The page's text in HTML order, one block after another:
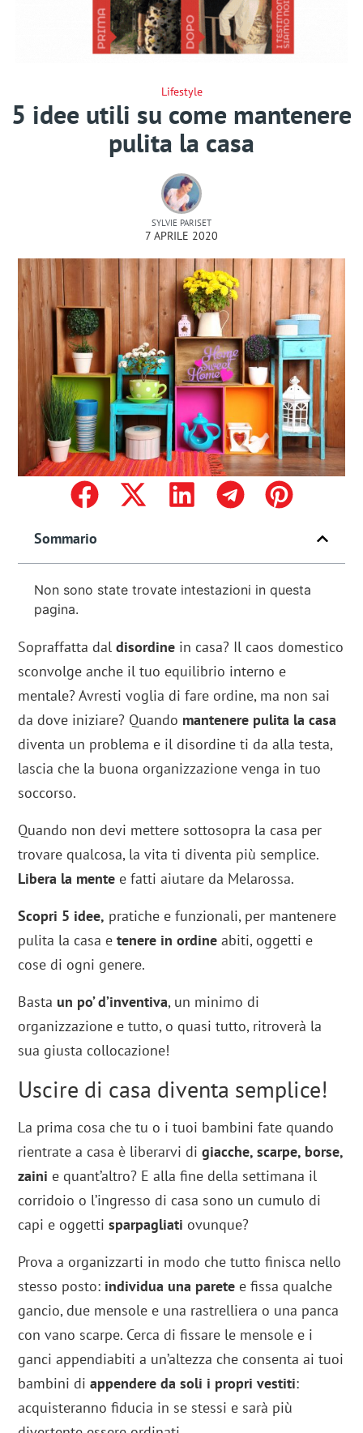
Lifestyle
5 idee utili su come mantenere
pulita la casa
SYLVIE PARISET
7 APRILE 2020
Sommario
Non sono state trovate intestazioni in questa
pagina.
Sopraffatta daldisordine in casa? Il caos domestico
sconvolge anche il tuo equilibrio interno e
mentale? Avresti voglia di fare ordine, ma non sai
da dove iniziare? Quando mantenere pulita la casa
diventa un problema e il disordine ti da alla testa,
lascia che la buona organizzazione venga in tuo
soccorso.
Quando non devi mettere sottosopra la casa per
trovare qualcosa, la vita ti diventa più semplice.
Libera la mente e fatti aiutare da Melarossa.
Scopri 5 idee, pratiche e funzionali, per mantenere
pulita la casa etenere in ordine abiti, oggetti e
cose di ogni genere.
Basta un po’ d’inventiva, un minimo di
organizzazione e tutto, o quasi tutto, ritroverà la
sua giusta collocazione!
Uscire di casa diventa semplice!
La prima cosa che tu o i tuoi bambini fate quando
rientrate a casa è liberarvi digiacche, scarpe, borse,
zaini e quant’altro? E alla fine della settimana il
corridoio o l’ingresso di casa sono un cumulo di
capi e oggettisparpagliati ovunque?
Prova a organizzarti in modo che tutto finisca nello
stesso posto: individua una parete e fissa qualche
gancio, due mensole e una rastrelliera o una panca
con vano scarpe. Cerca di fissare le mensole e i
ganci appendiabiti a un’altezza che consenta ai tuoi
bambini diappendere da soli i propri vestiti:
acquisteranno fiducia in se stessi e sarà più